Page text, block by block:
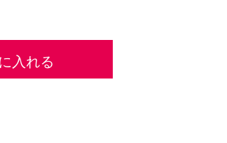
入れる